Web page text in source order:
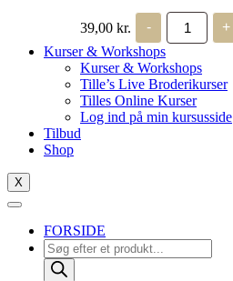
39,00 kr. -
John
James
-
Perlenåle
Krumme
10
antal
+
Kurser & Workshops
Kurser & Workshops
Tille’s Live Broderikurser
Tilles Online Kurser
Log ind på min kursusside
Tilbud
Shop
X
FORSIDE
Products
search